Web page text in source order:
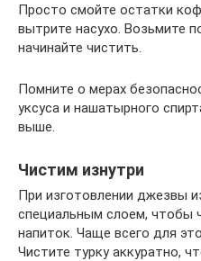
Просто смойте остатки
вытрите насухо. Возьмите
начинайте чистить.
Помните о мерах
уксуса и нашатырного
выше.
Чистим изнутри
При изготовлении джезвы
специальным слоем, чтобы
напиток. Чаще всего для
Чистите турку аккуратно,